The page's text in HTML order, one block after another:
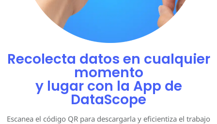
Recolecta datos en cualquier
momento
y lugar con la App de
DataScope
Escanea el código QR para descargarla y eficientiza el trabajo